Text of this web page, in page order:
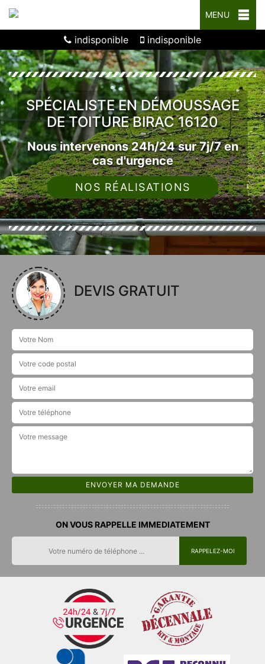
MENU
indisponible indisponible
SPÉCIALISTE EN DÉMOUSSAGE
DE TOITURE BIRAC 16120
Nous intervenons 24h/24 sur 7j/7 en
cas d'urgence
NOS RÉALISATIONS
DEVIS GRATUIT
ON VOUS RAPPELLE IMMEDIATEMENT